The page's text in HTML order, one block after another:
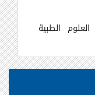
الطبية